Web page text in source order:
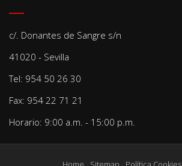
c/. Donantes de Sangre s/n
41020 - Sevilla
Tel: 954 50 26 30
Fax: 954 22 71 21
Horario: 9:00 a.m. - 15:00 p.m.